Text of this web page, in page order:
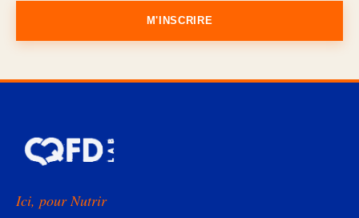
M'INSCRIRE
Ici, pour Nutrir